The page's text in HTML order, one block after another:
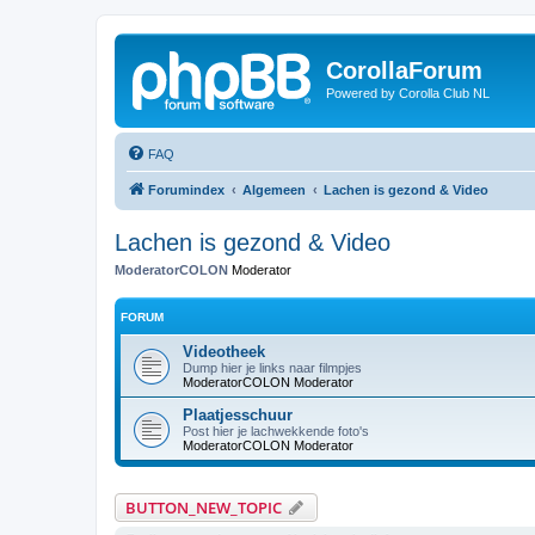
CorollaForum
Powered by Corolla Club NL
FAQ
Forumindex Algemeen Lachen is gezond & Video
Lachen is gezond & Video
ModeratorCOLON Moderator
FORUM
Videotheek
Dump hier je links naar filmpjes
ModeratorCOLON Moderator
Plaatjesschuur
Post hier je lachwekkende foto's
ModeratorCOLON Moderator
BUTTON_NEW_TOPIC